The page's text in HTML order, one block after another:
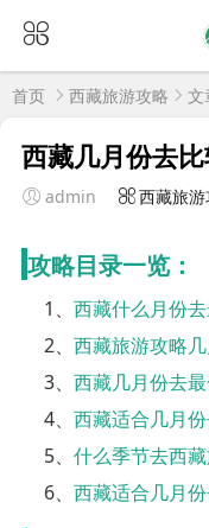
首页 西藏旅游攻略 文
西藏几月份去
admin 西藏旅
攻略目录一览：
1、西藏什么月份
2、西藏旅游攻略
3、西藏几月份去
4、西藏适合几月
5、什么季节去西
6、西藏适合几月